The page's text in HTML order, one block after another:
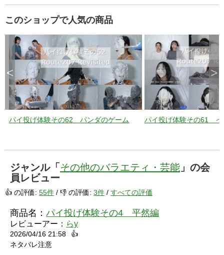
このショップで人気の商品
パイ投げ体験その62 パンダのゲーム パイ投げ体験その61 イ
< >
ジャンル「 その他のバラエティ・芸能 」の会
員レビュー
👍 の評価: 55件 / 👎 の評価: 3件 / すべての評価
商品名： パイ投げ体験その4 平然編
レビューアー： らy
2026/04/16 21:58
👍
ネタバレ注意